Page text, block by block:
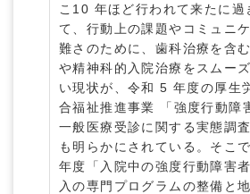
こ10 年ほど行われて来たに過
て、行動上の課題やコミュニ
難さのために、歯科治療を含
や精神科的入院治療をスムー
い現状が、令和 5 年度の厚生
合福祉推進事業 「強度行動障
一般医療受診に関する実態調
も明らかにされている。そこ
年度「入院中の強度行動障害
入の専門プログラムの整備と